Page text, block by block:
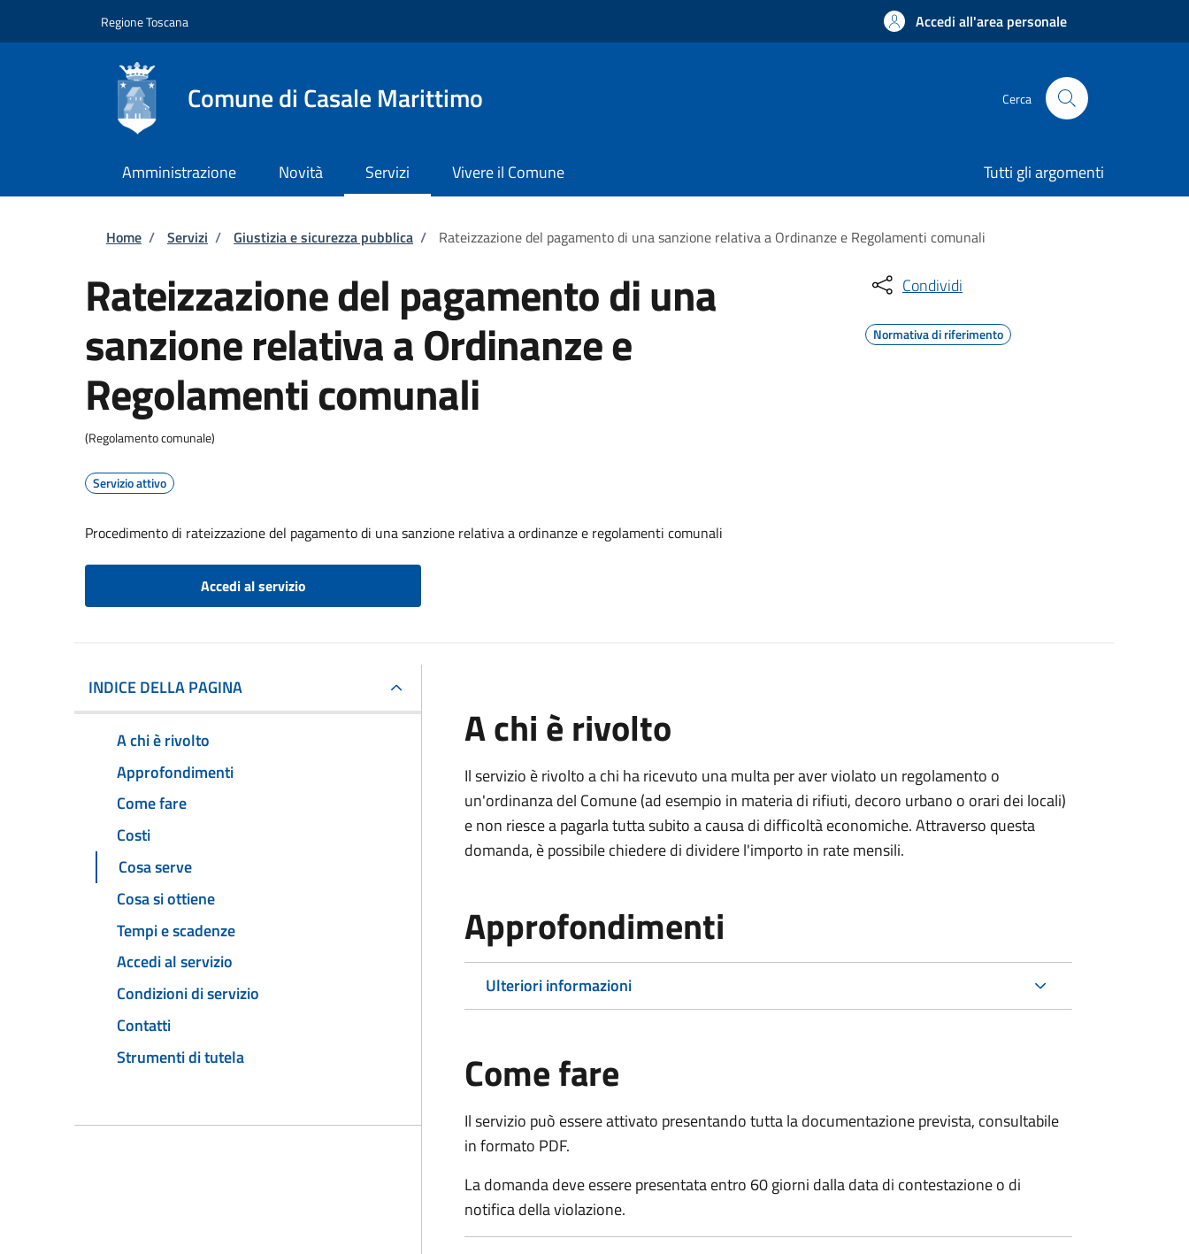
Regione Toscana Accedi all'area personale
Comune di Casale Marittimo Cerca
Amministrazione Novità Servizi Vivere il Comune Tutti gli argomenti
Briciole di pane
Home / Servizi / Giustizia e sicurezza pubblica / Rateizzazione del pagamento di una sanzione relativa a Ordinanze e Regolamenti comunali
Rateizzazione del pagamento di una
sanzione relativa a Ordinanze e
Regolamenti comunali
(Regolamento comunale)
Servizio attivo
Procedimento di rateizzazione del pagamento di una sanzione relativa a ordinanze e regolamenti comunali
Accedi al servizio
Condividi
Normativa di riferimento
INDICE DELLA PAGINA
A chi è rivolto
Approfondimenti
Come fare
Costi
Cosa serve
Cosa si ottiene
Tempi e scadenze
Accedi al servizio
Condizioni di servizio
Contatti
Strumenti di tutela
A chi è rivolto
Il servizio è rivolto a chi ha ricevuto una multa per aver violato un regolamento o
un'ordinanza del Comune (ad esempio in materia di rifiuti, decoro urbano o orari dei locali)
e non riesce a pagarla tutta subito a causa di difficoltà economiche. Attraverso questa
domanda, è possibile chiedere di dividere l'importo in rate mensili.
Approfondimenti
Ulteriori informazioni
Come fare
Il servizio può essere attivato presentando tutta la documentazione prevista, consultabile
in formato PDF.
La domanda deve essere presentata entro 60 giorni dalla data di contestazione o di
notifica della violazione.